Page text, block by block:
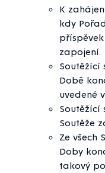
K
kdy
zapojení.
Soutěžící
Době
uvedené
Soutěžící
Soutěže
Ze všech
Doby
takový